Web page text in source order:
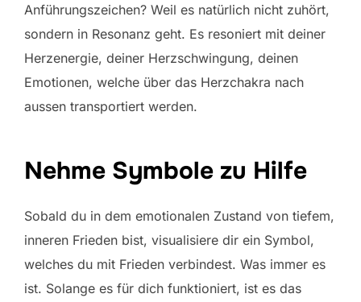
Anführungszeichen? Weil es natürlich nicht zuhört,
sondern in Resonanz geht. Es resoniert mit deiner
Herzenergie, deiner Herzschwingung, deinen
Emotionen, welche über das Herzchakra nach
aussen transportiert werden.
Nehme Symbole zu Hilfe
Sobald du in dem emotionalen Zustand von tiefem,
inneren Frieden bist, visualisiere dir ein Symbol,
welches du mit Frieden verbindest. Was immer es
ist. Solange es für dich funktioniert, ist es das